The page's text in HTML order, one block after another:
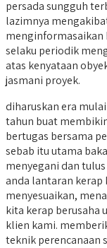
persada sungguh
lazimnya
menginformasaikan
selaku periodik
atas kenyataan
jasmani proyek.
diharuskan era
tahun buat
bertugas bersama
sebab itu utama
menyegani dan
anda lantaran
menyesuaikan,
kita kerap berusaha
klien kami.
teknik perencanaan